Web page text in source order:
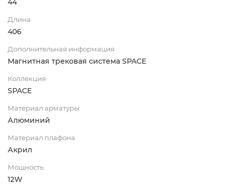
44
Длина
406
Дополнительная информация
Магнитная трековая система SPACE
Коллекция
SPACE
Материал арматуры
Алюминий
Материал плафона
Акрил
Мощность
12W